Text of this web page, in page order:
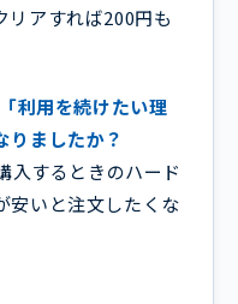
リアすれば200円も
利用を続けたい理
りましたか？
入するときのハード
安いと注文したくな